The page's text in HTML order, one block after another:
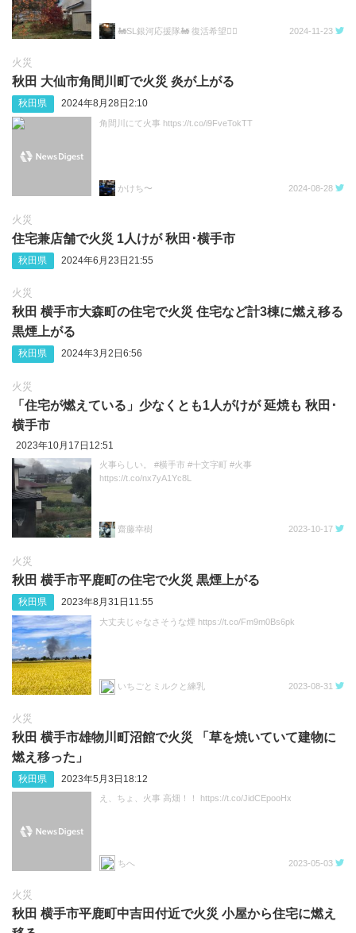
🚂SL銀河応援隊🚂 復活希望🙇‍♀ 2024-11-23
火災
秋田 大仙市角間川町で火災 炎が上がる
秋田県 2024年8月28日2:10
角間川にて火事 https://t.co/i9FveTokTT
かけち〜 2024-08-28
火災
住宅兼店舗で火災 1人けが 秋田･横手市
秋田県 2024年6月23日21:55
火災
秋田 横手市大森町の住宅で火災 住宅など計3棟に燃え移る
黒煙上がる
秋田県 2024年3月2日6:56
火災
「住宅が燃えている」少なくとも1人がけが 延焼も 秋田･
横手市
2023年10月17日12:51
火事らしい。 #横手市 #十文字町 #火事
https://t.co/nx7yA1Yc8L
齋藤幸樹 2023-10-17
火災
秋田 横手市平鹿町の住宅で火災 黒煙上がる
秋田県 2023年8月31日11:55
大丈夫じゃなさそうな煙 https://t.co/Fm9m0Bs6pk
いちごとミルクと練乳 2023-08-31
火災
秋田 横手市雄物川町沼館で火災 「草を焼いていて建物に
燃え移った」
秋田県 2023年5月3日18:12
え、ちょ、火事 高畑！！ https://t.co/JidCEpooHx
ちへ 2023-05-03
火災
秋田 横手市平鹿町中吉田付近で火災 小屋から住宅に燃え